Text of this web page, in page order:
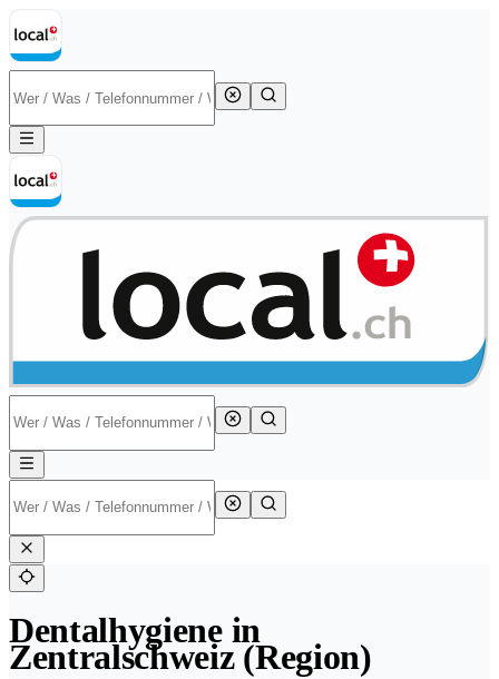
Dentalhygiene in
Zentralschweiz (Region)